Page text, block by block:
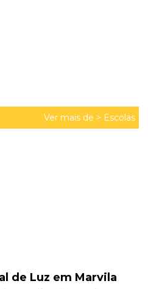
Ver mais de > Escolas
de Luz em Marvila